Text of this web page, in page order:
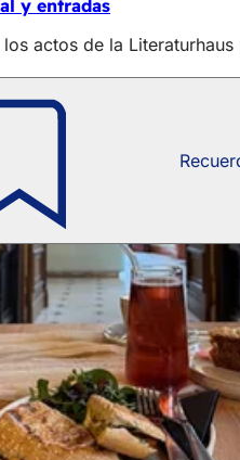
y entradas
actos de la